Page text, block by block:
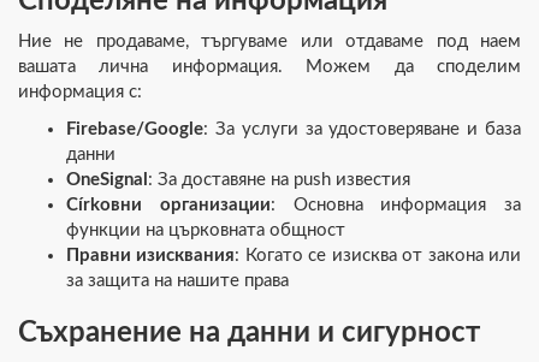
Ние не продаваме, търгуваме или отдаваме под наем
вашата лична информация. Можем да споделим
информация с:
Firebase/Google: За услуги за удостоверяване и база
данни
OneSignal : За доставяне на push известия
Církовни организации: Основна информация за
функции на църковната общност
Правни изисквания: Когато се изисква от закона или
за защита на нашите права
Съхранение на данни и сигурност